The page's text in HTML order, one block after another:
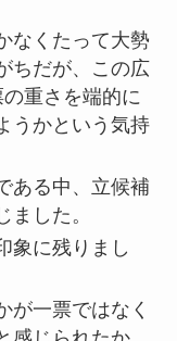
なくたって大勢
ちだが、この広
重さを端的に
うかという気持
ある中、立候補
した。
象に残りまし
が一票ではなく